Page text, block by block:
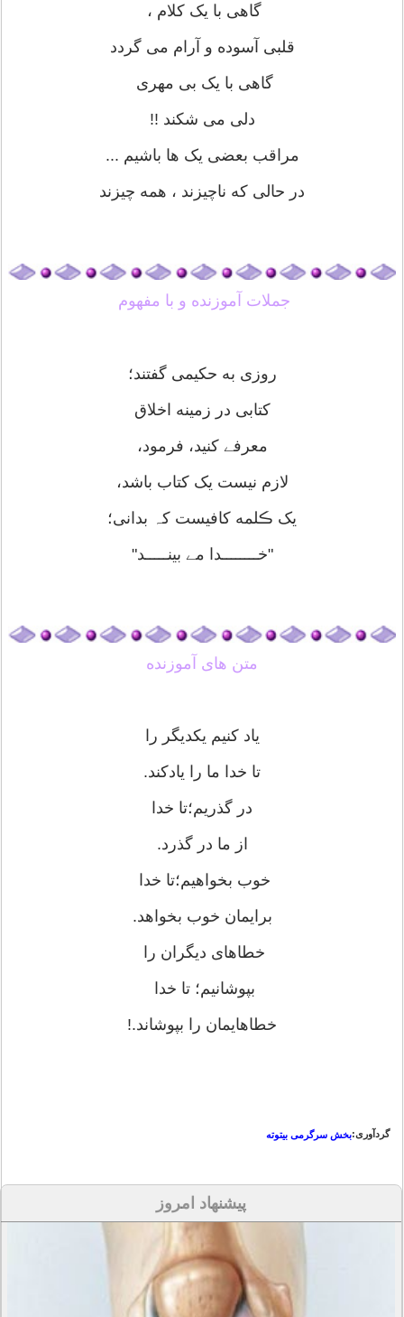
گاهی با یک کلام ،
قلبی آسوده و آرام می گردد
گاهی با یک بی مهری
دلی می شکند !!
مراقب بعضی یک ها باشیم ...
در حالی که ناچیزند ، همه چیزند
جملات آموزنده و با مفهوم
روزی به حکیمی گفتند؛
کتابی در زمینه اخلاق
معرفے کنید، فرمود،
لازم نیست یک کتاب باشد،
یک ڪلمه کافیست کہ بدانی؛
"خــــــــدا مے بینـــــد"
متن های آموزنده
یاد کنیم یکدیگر را
تا خدا ما را یادکند.
در گذریم؛تا خدا
از ما در گذرد.
خوب بخواهیم؛تا خدا
برایمان خوب بخواهد.
خطاهای دیگران را
بپوشانیم؛ تا خدا
خطاهایمان را بپوشاند.!
گردآوری:بخش سرگرمی بیتوته
پیشنهاد امروز